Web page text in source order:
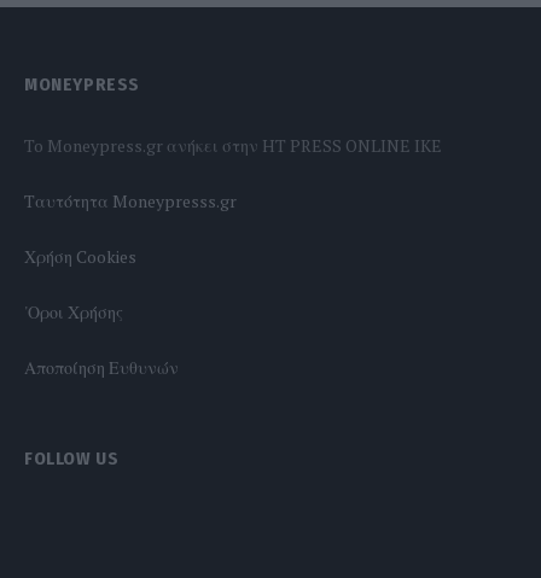
MONEYPRESS
To Moneypress.gr ανήκει στην HT PRESS ONLINE IKE
Tαυτότητα Moneypresss.gr
Χρήση Cookies
'Οροι Χρήσης
Αποποίηση Ευθυνών
FOLLOW US